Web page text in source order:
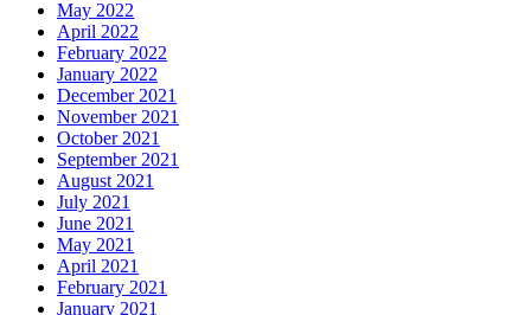
May 2022
April 2022
February 2022
January 2022
December 2021
November 2021
October 2021
September 2021
August 2021
July 2021
June 2021
May 2021
April 2021
February 2021
January 2021